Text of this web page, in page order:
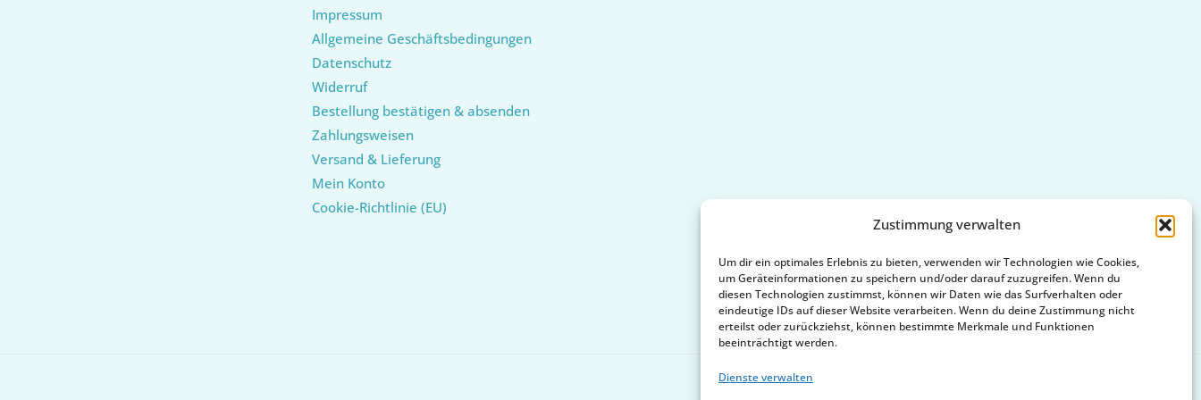
Zustimmung verwalten
Um dir ein optimales Erlebnis zu bieten, verwenden wir Technologien wie Cookies,
um Geräteinformationen zu speichern und/oder darauf zuzugreifen. Wenn du
diesen Technologien zustimmst, können wir Daten wie das Surfverhalten oder
eindeutige IDs auf dieser Website verarbeiten. Wenn du deine Zustimmung nicht
erteilst oder zurückziehst, können bestimmte Merkmale und Funktionen
beeinträchtigt werden.
Dienste verwalten
Impressum
Allgemeine Geschäftsbedingungen
Datenschutz
Widerruf
Bestellung bestätigen & absenden
Zahlungsweisen
Versand & Lieferung
Mein Konto
Cookie-Richtlinie (EU)